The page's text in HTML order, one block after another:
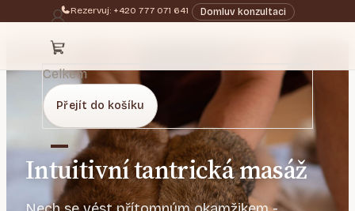
Rezervuj: +420 777 071 641 Domluv konzultaci
Celkem
Přejít do košíku
Intuitivní tantrická masáž